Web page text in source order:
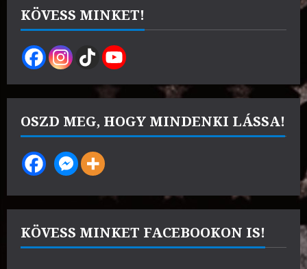
15000 Ft.14000 Ft.
KÖVESS MINKET!
OSZD MEG, HOGY MINDENKI LÁSSA!
KÖVESS MINKET FACEBOOKON IS!